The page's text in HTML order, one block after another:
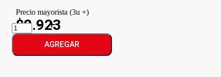
Precio mayorista (3u +)
$2.923
2
ANCLAS
SALERO
cantidad
AGREGAR